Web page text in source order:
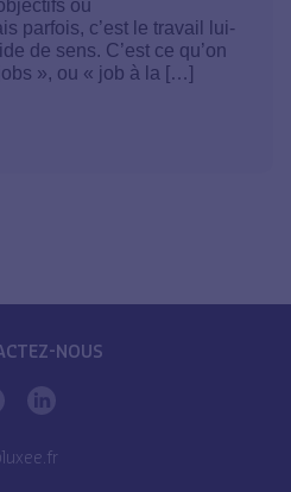
ou
parfois, c’est le travail lui-
de sens. C’est ce qu’on
», ou « job à la […]
NOUS